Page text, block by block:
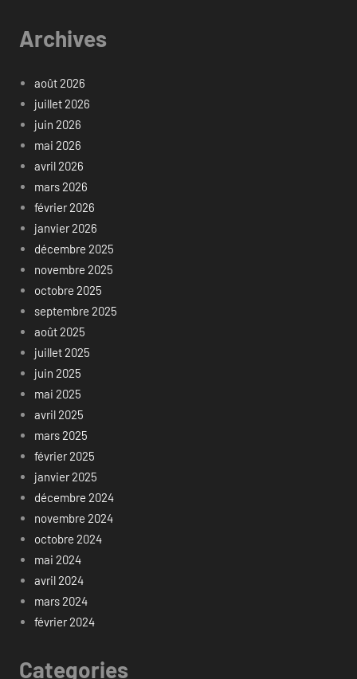
Archives
août 2026
juillet 2026
juin 2026
mai 2026
avril 2026
mars 2026
février 2026
janvier 2026
décembre 2025
novembre 2025
octobre 2025
septembre 2025
août 2025
juillet 2025
juin 2025
mai 2025
avril 2025
mars 2025
février 2025
janvier 2025
décembre 2024
novembre 2024
octobre 2024
mai 2024
avril 2024
mars 2024
février 2024
Categories